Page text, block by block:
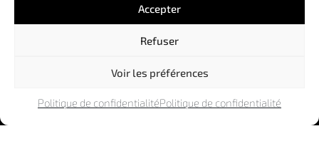
Accepter
Refuser
Voir les préférences
Politique de confidentialitéPolitique de confidentialité
travailler